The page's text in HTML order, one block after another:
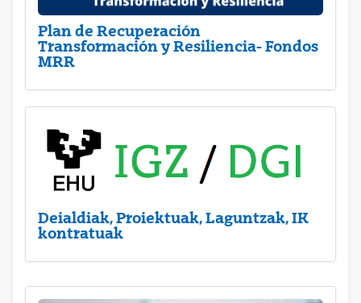
Plan de Recuperación
Transformación y Resiliencia- Fondos
MRR
Deialdiak, Proiektuak, Laguntzak, IK
kontratuak